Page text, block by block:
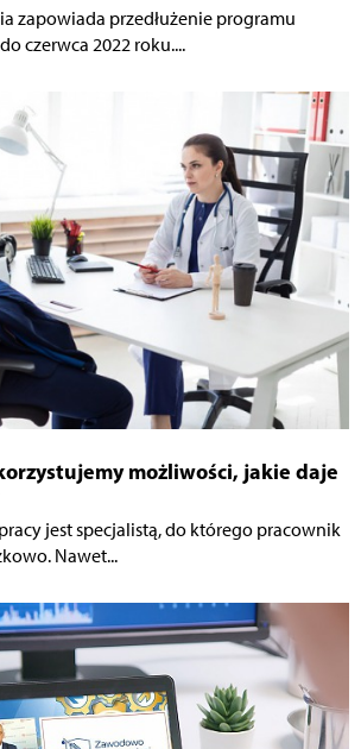
zapowiada przedłużenie programu
czerwca 2022 roku....
możliwości, jakie daje
jest specjalistą, do którego pracownik
Nawet...